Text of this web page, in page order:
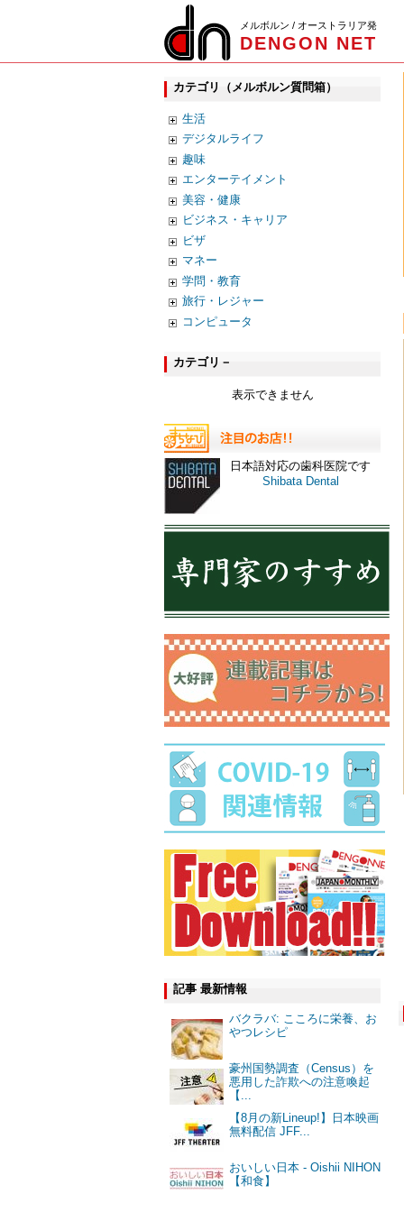
メルボルン / オーストラリア発
DENGON NET
カテゴリ（メルボルン質問箱）
生活
デジタルライフ
趣味
エンターテイメント
美容・健康
ビジネス・キャリア
ビザ
マネー
学問・教育
旅行・レジャー
コンピュータ
カテゴリ－
表示できません
日本語対応の歯科医院です
Shibata Dental
記事 最新情報
バクラバ: こころに栄養、お
やつレシピ
豪州国勢調査（Census）を
悪用した詐欺への注意喚起
【...
【8月の新Lineup!】日本映画
無料配信 JFF...
おいしい日本 - Oishii NIHON
【和食】